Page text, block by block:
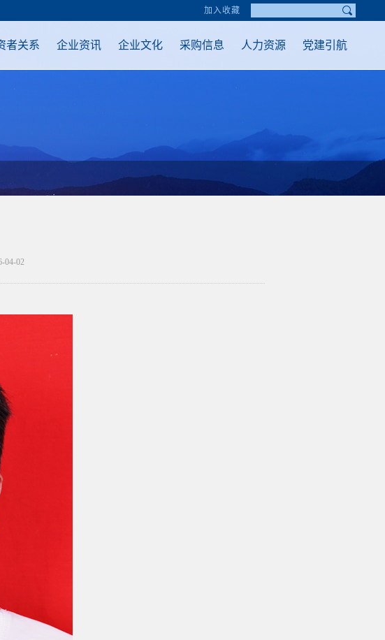
加入收藏
者关系 企业资讯 企业文化 采购信息 人力资源 党建引航
04-02